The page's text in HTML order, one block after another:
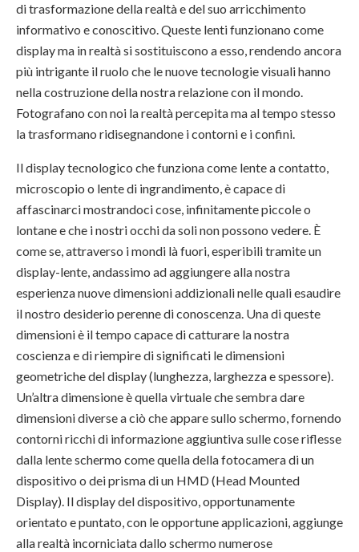
di trasformazione della realtà e del suo arricchimento
informativo e conoscitivo. Queste lenti funzionano come
display ma in realtà si sostituiscono a esso, rendendo ancora
più intrigante il ruolo che le nuove tecnologie visuali hanno
nella costruzione della nostra relazione con il mondo.
Fotografano con noi la realtà percepita ma al tempo stesso
la trasformano ridisegnandone i contorni e i confini.
Il display tecnologico che funziona come lente a contatto,
microscopio o lente di ingrandimento, è capace di
affascinarci mostrandoci cose, infinitamente piccole o
lontane e che i nostri occhi da soli non possono vedere. È
come se, attraverso i mondi là fuori, esperibili tramite un
display-lente, andassimo ad aggiungere alla nostra
esperienza nuove dimensioni addizionali nelle quali esaudire
il nostro desiderio perenne di conoscenza. Una di queste
dimensioni è il tempo capace di catturare la nostra
coscienza e di riempire di significati le dimensioni
geometriche del display (lunghezza, larghezza e spessore).
Un’altra dimensione è quella virtuale che sembra dare
dimensioni diverse a ciò che appare sullo schermo, fornendo
contorni ricchi di informazione aggiuntiva sulle cose riflesse
dalla lente schermo come quella della fotocamera di un
dispositivo o dei prisma di un HMD (Head Mounted
Display). Il display del dispositivo, opportunamente
orientato e puntato, con le opportune applicazioni, aggiunge
alla realtà incorniciata dallo schermo numerose